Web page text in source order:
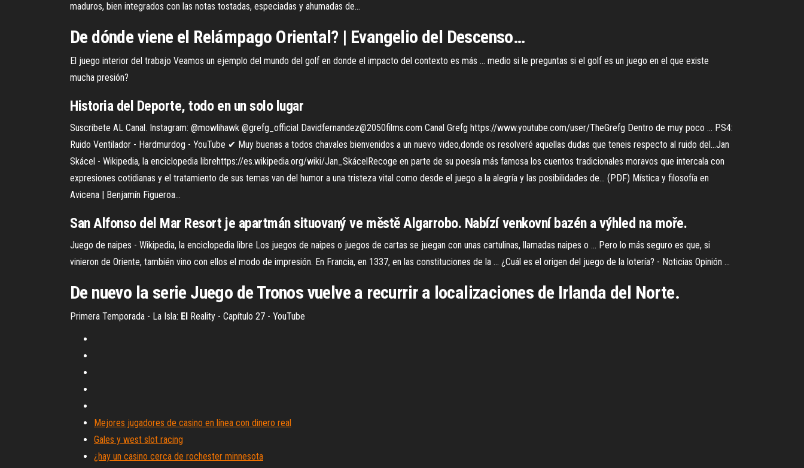
maduros, bien integrados con las notas tostadas, especiadas y ahumadas de...
De dóndeviene el Relámpago Oriental? | Evangelio del Descenso…
El juego interior del trabajo Veamos un ejemplo del mundo del golf en donde el impacto del contexto es más ... medio si le preguntas si el golf es un juego en el que existe
mucha presión?
Historia del Deporte, todo en un solo lugar
Suscribete AL Canal. Instagram: @mowlihawk @grefg_official Davidfernandez@2050films.com Canal Grefg https://www.youtube.com/user/TheGrefg Dentro de muy poco ... PS4:
Ruido Ventilador - Hardmurdog - YouTube ✔ Muy buenas a todos chavales bienvenidos a un nuevo video,donde os resolveré aquellas dudas que teneis respecto al ruido del…Jan
Skácel - Wikipedia, la enciclopedia librehttps://es.wikipedia.org/wiki/Jan_SkácelRecoge en parte de su poesía más famosa los cuentos tradicionales moravos que intercala con
expresiones cotidianas y el tratamiento de sus temas van del humor a una tristeza vital como desde el juego a la alegría y las posibilidades de… (PDF) Mística y filosofía en
Avicena | Benjamín Figueroa…
San Alfonso del Mar Resort je apartmán situovaný ve městě Algarrobo. Nabízí venkovní bazén a výhled na moře.
Juego de naipes - Wikipedia, la enciclopedia libre Los juegos de naipes o juegos de cartas se juegan con unas cartulinas, llamadas naipes o ... Pero lo más seguro es que, si
vinieron de Oriente, también vino con ellos el modo de impresión. En Francia, en 1337, en las constituciones de la ... ¿Cuál es el origen del juego de la lotería? - Noticias Opinión ...
De nuevo la serie Juego de Tronos vuelve a recurrir a localizaciones de Irlanda del Norte.
Primera Temporada - La Isla: El Reality - Capítulo 27 - YouTube
Mejores jugadores de casino en línea con dinero real
Gales y west slot racing
¿hay un casino cerca de rochester minnesota